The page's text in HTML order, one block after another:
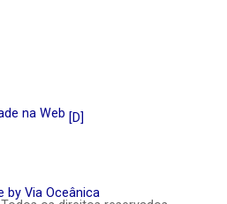
[D]